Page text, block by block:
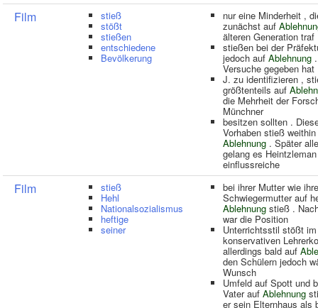
Film stieß
stößt
stießen
entschiedene
Bevölkerung
nur eine Minderheit ,
zunächst auf
älteren Generation traf
stießen bei der
jedoch auf Ablehnung
Versuche gegeben hat
J. zu identifizieren ,
größtenteils auf
die Mehrheit der
Münchner
besitzen sollten .
Vorhaben stieß
Ablehnung . Später
gelang es
einflussreiche
Film stieß
Hehl
Nationalsozialismus
heftige
seiner
bei ihrer Mutter wie
Schwiegermutter auf
Ablehnung stieß .
war die Position
Unterrichtsstil stößt im
konservativen
allerdings bald auf
den Schülern jedoch
Wunsch
Umfeld auf Spott und
Vater auf Ablehnung
er sein Elternhaus als